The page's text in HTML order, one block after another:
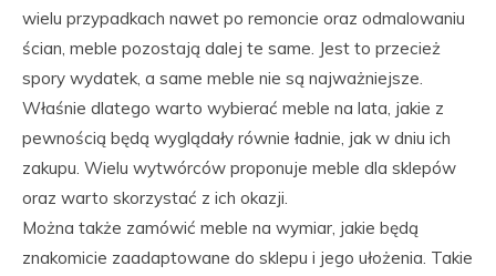
wielu przypadkach nawet po remoncie oraz odmalowaniu
ścian, meble pozostają dalej te same. Jest to przecież
spory wydatek, a same meble nie są najważniejsze.
Właśnie dlatego warto wybierać meble na lata, jakie z
pewnością będą wyglądały równie ładnie, jak w dniu ich
zakupu. Wielu wytwórców proponuje meble dla sklepów
oraz warto skorzystać z ich okazji.
Można także zamówić meble na wymiar, jakie będą
znakomicie zaadaptowane do sklepu i jego ułożenia. Takie